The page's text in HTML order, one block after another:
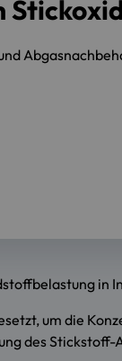
in
um die
des Stickstoff-